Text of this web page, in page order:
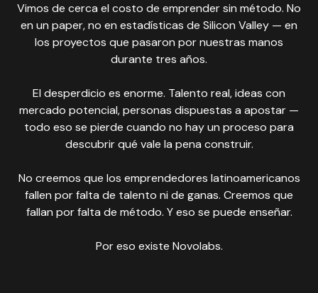
Vimos de cerca el costo de emprender sin método. No
en un paper, no en estadísticas de Silicon Valley — en
los proyectos que pasaron por nuestras manos
durante tres años.
El desperdicio es enorme. Talento real, ideas con
mercado potencial, personas dispuestas a apostar —
todo eso se pierde cuando no hay un proceso para
descubrir qué vale la pena construir.
No creemos que los emprendedores latinoamericanos
fallen por falta de talento ni de ganas. Creemos que
fallan por falta de método. Y eso se puede enseñar.
Por eso existe Novolabs.